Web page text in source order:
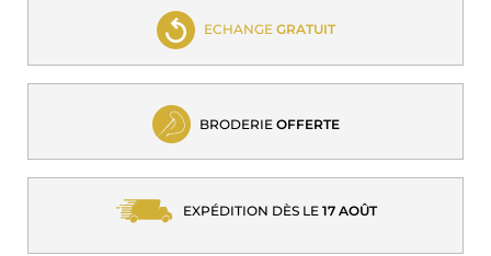
ECHANGE GRATUIT
BRODERIE OFFERTE
EXPÉDITION DÈS LE 17 AOÛT